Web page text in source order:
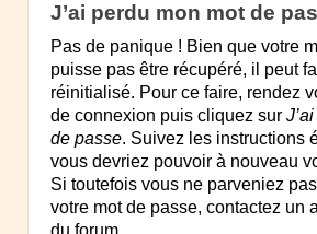
J’ai perdu mon mot de
Pas de panique ! Bien que votre
puisse pas être récupéré, il peut
réinitialisé. Pour ce faire, rendez
de connexion puis cliquez sur
de passe. Suivez les instructions
vous devriez pouvoir à nouveau
Si toutefois vous ne parveniez
votre mot de passe, contactez un